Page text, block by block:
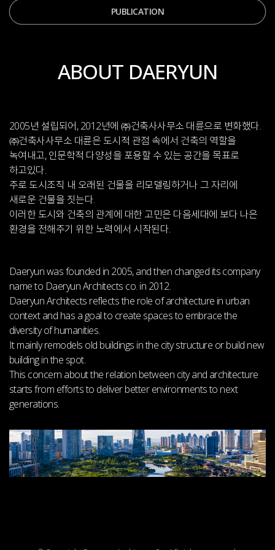
PUBLICATION
ABOUT DAERYUN
2005년 설립되어, 2012년에 ㈜건축사사무소 대륜으로 변화했다.
㈜건축사사무소 대륜은 도시적 관점 속에서 건축의 역할을
녹여내고,인문학적 다양성을 포용할 수 있는 공간을 목표로
하고있다.
주로 도시조직 내 오래된 건물을 리모델링하거나 그 자리에
새로운 건물을 짓는다.
이러한 도시와 건축의 관계에 대한 고민은 다음세대에 보다 나은
환경을 전해주기 위한 노력에서 시작된다.
Daeryun was founded in 2005, and then changed its company
name to Daeryun Architects co. in 2012.
Daeryun Architects reflects the role of architecture in urban
context and has a goalto create spaces to embrace the
diversity of humanities.
It mainly remodels old buildings in the city structure or build new
building in the spot.
This concern about the relation between city and architecture
starts from effortsto deliver better environments to next
generations.